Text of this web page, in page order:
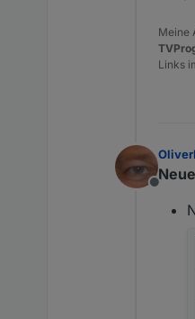
Meine
Links
Offline